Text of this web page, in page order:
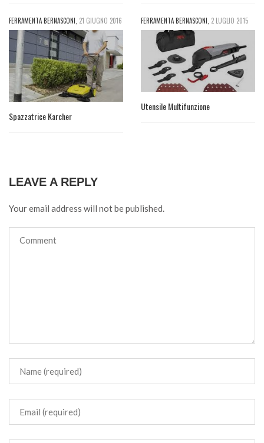
FERRAMENTA BERNASCONI, 21 GIUGNO 2016
Spazzatrice Karcher
FERRAMENTA BERNASCONI, 2 LUGLIO 2015
Utensile Multifunzione
LEAVE A REPLY
Your email address will not be published.